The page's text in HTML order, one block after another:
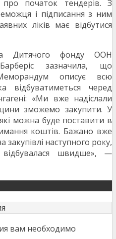
про початок тендерів. З
і підписання з ним
ліків має відбутися
Дитячого фонду ООН
зазначила, що
описує всю
відбуватиметься черед
«Ми вже надіслали
зможемо закупити. У
можна буде поставити в
коштів. Бажано вже
наступного року,
швидше», —
вам необходимо